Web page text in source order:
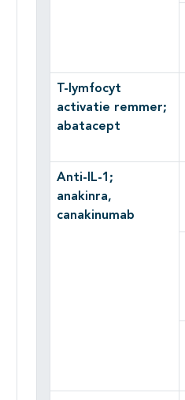
T-lymfocyt
activatie remmer;
abatacept
Anti-IL-1;
anakinra,
canakinumab